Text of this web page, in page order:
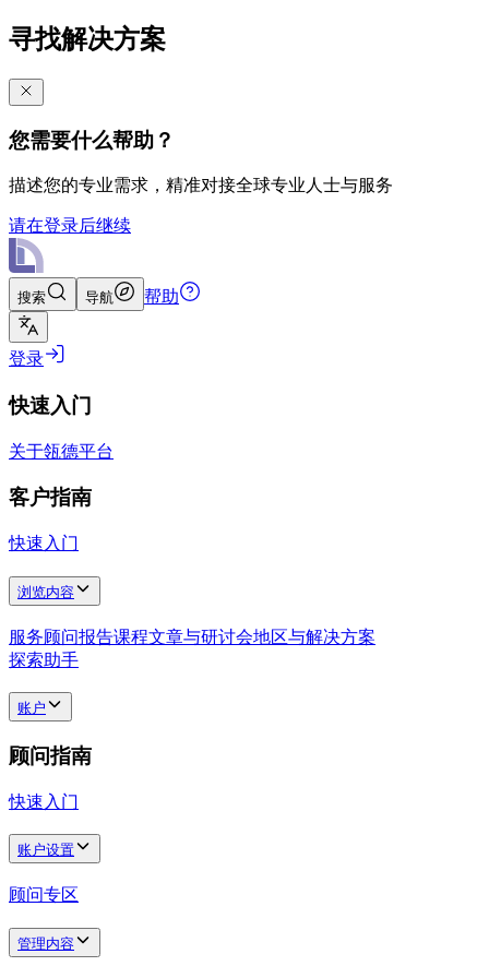
寻找解决方案
您需要什么帮助？
描述您的专业需求，精准对接全球专业人士与服务
请在登录后继续
搜索 导航 帮助
登录
快速入门
关于瓴德平台
客户指南
快速入门
浏览内容
服务顾问报告课程文章与研讨会地区与解决方案
探索助手
账户
顾问指南
快速入门
账户设置
顾问专区
管理内容